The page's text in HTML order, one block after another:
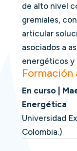
de alto nivel
gremiales,
articular
asociados a
energéticos y
Formación
En curso |
Energética
Universidad
Colombia.)